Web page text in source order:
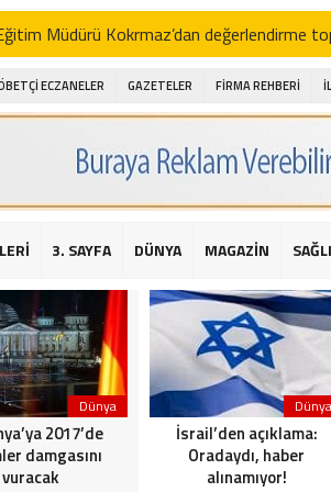
Müdürü Kokrmaz’dan değerlendirme
Alibeyoğlu, Aile Destek Merkezini
ıhlamur piyasalarda
şehitleri için bayraklı kayak gösterileri
için yardım kermesi
2016 yılı değerlendirmesi
Sarıyer Çayırbaşı Cezayirli Hasan
Bahçeli’den Reina’ya düzenlenen terör
ECZANELER GAZETELER FİRMA REHBERİ
3. SAYFA DÜNYA MAGAZİN
Dünya
2017’de
damgasını
vuracak
Dünya
İsrail’den açıklama:
Oradaydı, haber
alınamıyor!